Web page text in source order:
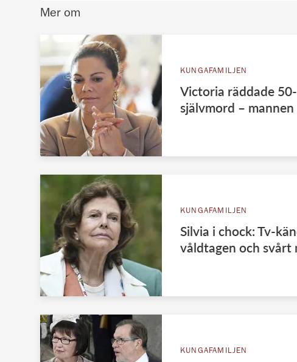
Mer om
KUNGAFAMILJEN
Victoria räddade
självmord –
KUNGAFAMILJEN
Silvia i chock: Tv-
våldtagen och svårt
KUNGAFAMILJEN